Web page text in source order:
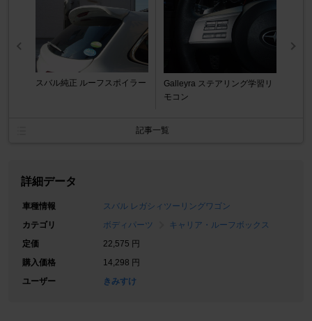
スバル純正 ルーフスポイラー
Galleyra ステアリング学習リ
モコン
記事一覧
詳細データ
車種情報
スバル レガシィツーリングワゴン
カテゴリ
ボディパーツ
キャリア・ルーフボックス
定価
22,575 円
購入価格
14,298 円
ユーザー
きみすけ